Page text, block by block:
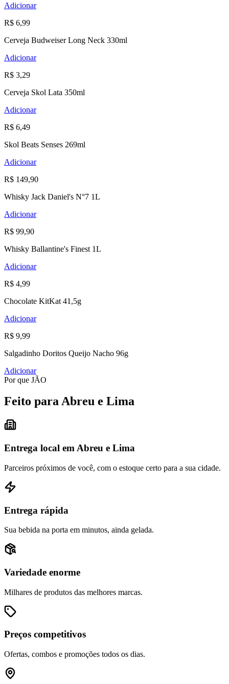
Adicionar
R$ 6,99
Cerveja Budweiser Long Neck 330ml
Adicionar
R$ 3,29
Cerveja Skol Lata 350ml
Adicionar
R$ 6,49
Skol Beats Senses 269ml
Adicionar
R$ 149,90
Whisky Jack Daniel's N°7 1L
Adicionar
R$ 99,90
Whisky Ballantine's Finest 1L
Adicionar
R$ 4,99
Chocolate KitKat 41,5g
Adicionar
R$ 9,99
Salgadinho Doritos Queijo Nacho 96g
Adicionar
Por que JÃO
Feito para Abreu e Lima
Entrega local em Abreu e Lima
Parceiros próximos de você, com o estoque certo para a sua cidade.
Entrega rápida
Sua bebida na porta em minutos, ainda gelada.
Variedade enorme
Milhares de produtos das melhores marcas.
Preços competitivos
Ofertas, combos e promoções todos os dias.